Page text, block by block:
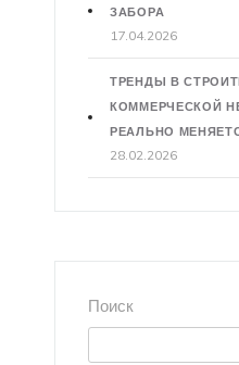
ЗАБОРА
17.04.2026
ТРЕНДЫ В
КОММЕРЧЕСКОЙ
РЕАЛЬНО
28.02.2026
Поиск